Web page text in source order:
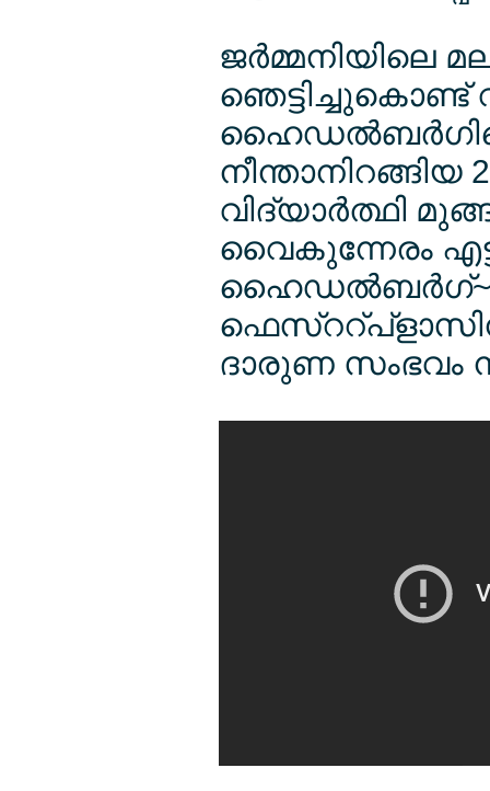
ജര്‍മ്മനിയിലെ
ഹൈഡല്‍ബര്‍ഗിലെ
വിദ്യാര്‍ത്ഥി
വൈകുന്നേരം
ദാരുണ സംഭവം